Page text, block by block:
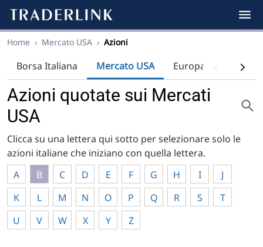
Home › Mercato USA › Azioni
Borsa Italiana Mercato USA Europa Indici
Azioni quotate sui Mercati
USA
Clicca su una lettera qui sotto per selezionare solo le
azioni italiane che iniziano con quella lettera.
A
B C D E F G H I
J
K
L M N O P Q R S
T
U
V W X Y Z